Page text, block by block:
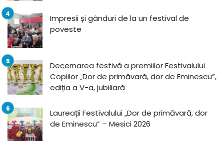
Impresii și gânduri de la un festival de
poveste
Decernarea festivă a premiilor Festivalului
Copiilor „Dor de primăvară, dor de Eminescu”,
ediția a V-a, jubiliară
Laureații Festivalului „Dor de primăvară, dor
de Eminescu” – Mesici 2026